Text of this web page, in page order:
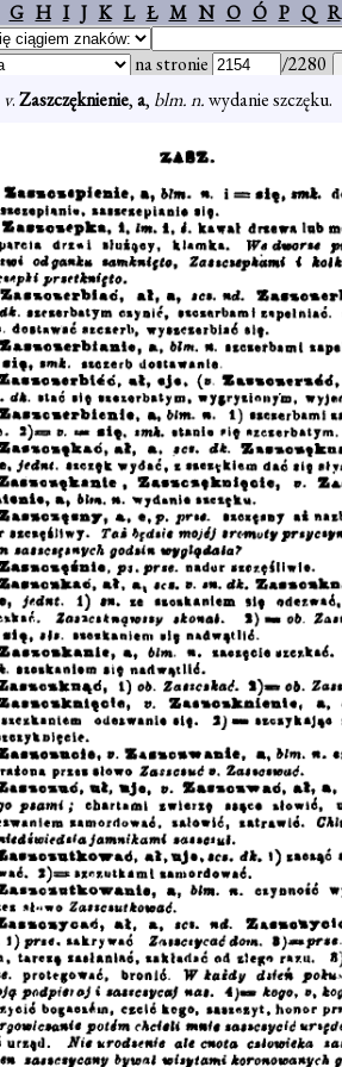
G H I J K L Ł M N O Ó P Q R
na stronie /2280
v.Zaszczęknienie,a, blm. n.wydanie szczęku.